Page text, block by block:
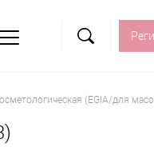
(EGIA/для